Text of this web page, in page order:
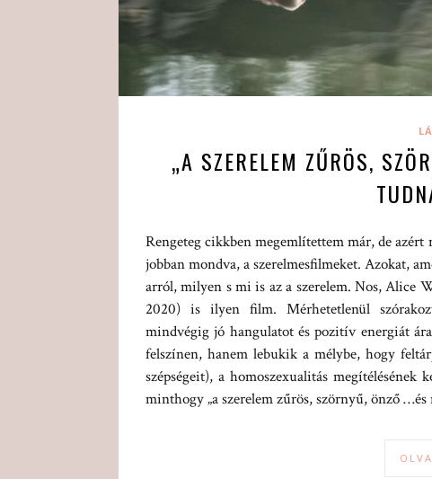
„A SZERELEM ZŰRÖS,
Rengeteg cikkben megemlítettem már, de
jobban mondva, a szerelmesfilmeket. Azokat,
arról, milyen s mi is az a szerelem. Nos, Alice
2020) is ilyen film. Mérhetetlenül
mindvégig jó hangulatot és pozitív energiát
felszínen, hanem lebukik a mélybe, hogy
szépségeit), a homoszexualitás megítélésének
minthogy „a szerelem zűrös, szörnyű, önző …és